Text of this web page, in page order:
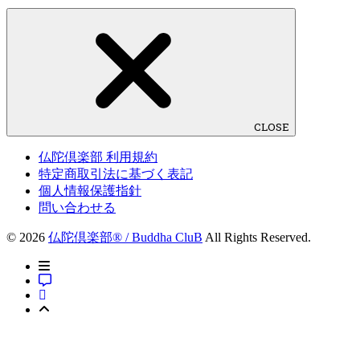
CLOSE
仏陀倶楽部 利用規約
特定商取引法に基づく表記
個人情報保護指針
問い合わせる
© 2026 仏陀倶楽部® / Buddha CluB All Rights Reserved.